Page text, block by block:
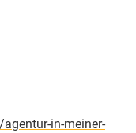
in-meiner-